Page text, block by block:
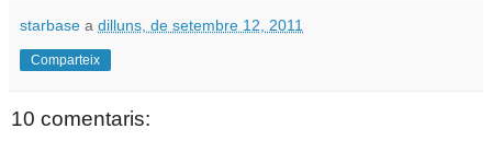
starbase a dilluns, de setembre 12, 2011
Comparteix
10 comentaris: